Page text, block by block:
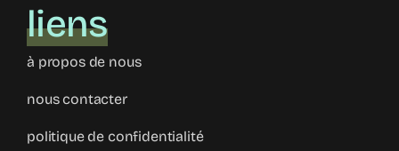
liens
à propos de nous
nous contacter
politique de confidentialité